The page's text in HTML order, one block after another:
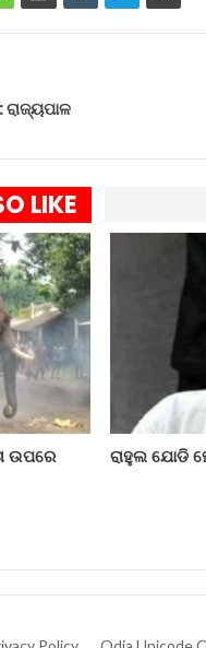
LIKE
ଉପରେ
ରାହୁଲ ଯୋଡି